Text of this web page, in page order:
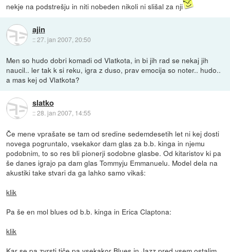
nekje na podstrešju in niti nobeden nikoli ni slišal za nji
ajin
::27. jan 2007, 20:50
Men so hudo dobri komadi od Vlatkota, in bi jih rad se nekaj jih
naucil.. ler tak k si reku, igra z duso, prav emocija so noter.. hudo..
a mas kej od Vlatkota?
slatko
::28. jan 2007, 14:55
Če mene vprašate se tam od sredine sedemdesetih let ni kej dosti
novega pogruntalo, vsekakor dam glas za b.b. kinga in njemu
podobnim, to so res bli pionerji sodobne glasbe. Od kitaristov ki pa
še danes igrajo pa dam glas Tommyju Emmanuelu. Model dela na
akustiki take stvari da ga lahko samo vikaš:
klik
Pa še en mol blues od b.b. kinga in Erica Claptona:
klik